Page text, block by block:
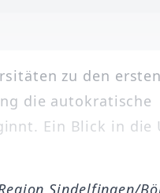
zu den ersten
die autokratische
Ein Blick in die